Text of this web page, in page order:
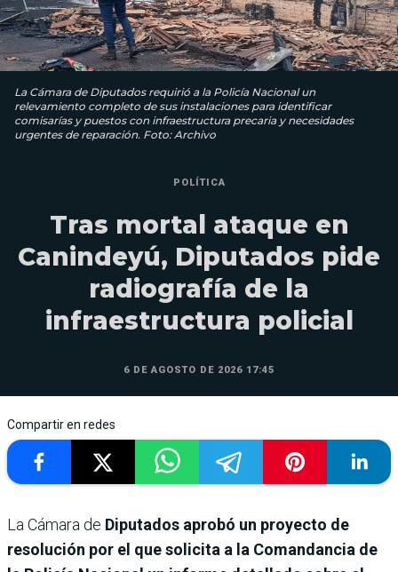
La Cámara de Diputados requirió a la Policía Nacional un
relevamiento completo de sus instalaciones para identificar
comisarías y puestos con infraestructura precaria y necesidades
urgentes de reparación. Foto: Archivo
POLÍTICA
Tras mortal ataque en
Canindeyú, Diputados pide
radiografía de la
infraestructura policial
6 DE AGOSTO DE 2026 17:45
Compartir en redes
La Cámara de Diputados aprobó un proyecto de
resolución por el que solicita a la Comandancia de